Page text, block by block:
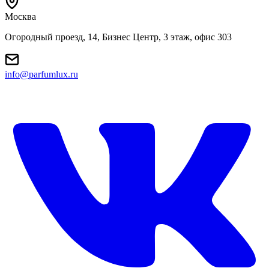
Москва
Огородный проезд, 14, Бизнес Центр, 3 этаж, офис 303
info@parfumlux.ru